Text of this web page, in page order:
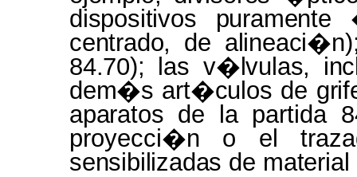
dispositivos
centrado, de
84.70);
lasv�lvulas,
dem�s art�culos de
aparatos de la partida
proyecci�n o el
sensibilizadas de material